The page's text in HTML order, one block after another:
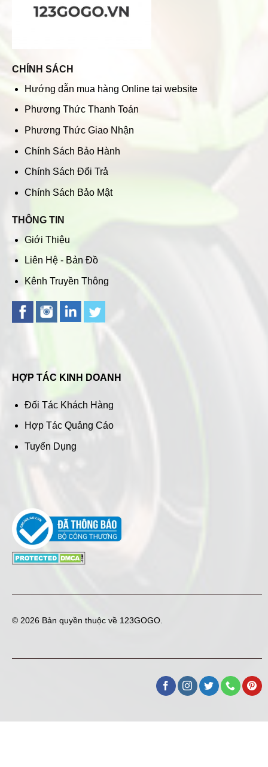
CHÍNH SÁCH
Hướng dẫn mua hàng Online tại website
Phương Thức Thanh Toán
Phương Thức Giao Nhận
Chính Sách Bảo Hành
Chính Sách Đổi Trả
Chính Sách Bảo Mật
THÔNG TIN
Giới Thiệu
Liên Hệ - Bản Đồ
Kênh Truyền Thông
HỢP TÁC KINH DOANH
Đối Tác Khách Hàng
Hợp Tác Quảng Cáo
Tuyển Dụng
© 2026 Bản quyền thuộc về 123GOGO.